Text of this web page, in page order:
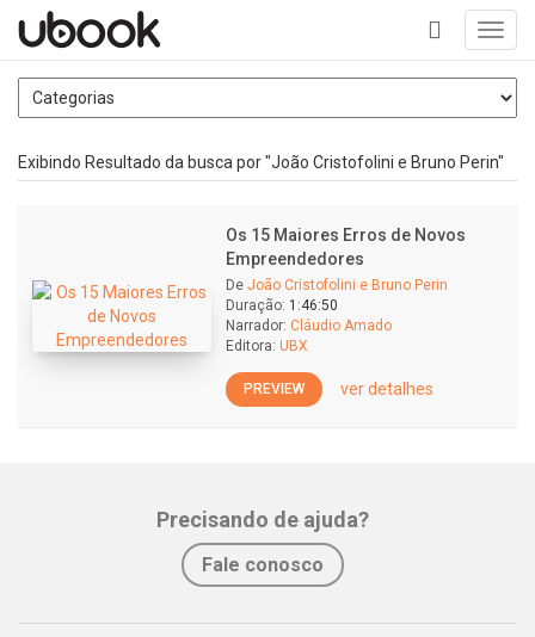
+
Exibindo Resultado da busca por "João Cristofolini e Bruno Perin"
Os 15 Maiores Erros de Novos
Empreendedores
De João Cristofolini e Bruno Perin
Duração: 1:46:50
Narrador: Cláudio Amado
Editora: UBX
PREVIEW ver detalhes
Precisando de ajuda?
Fale conosco